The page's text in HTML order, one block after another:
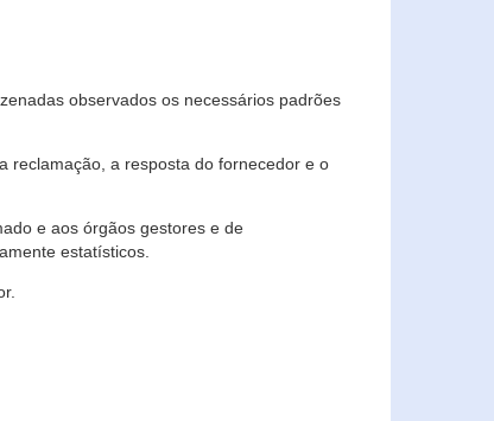
observados os necessários padrões
reclamação, a resposta do fornecedor e o
e aos órgãos gestores e de
estatísticos.